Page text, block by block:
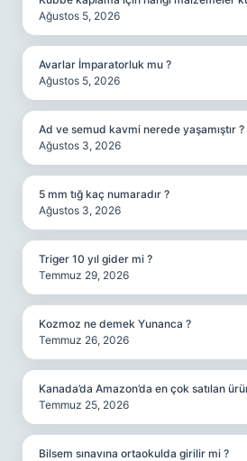
Ağustos 5, 2026
Avarlar İmparatorluk mu ?
Ağustos 5, 2026
Ad ve semud kavmi nerede yaşamıştır ?
Ağustos 3, 2026
5 mm tığ kaç numaradır ?
Ağustos 3, 2026
Triger 10 yıl gider mi ?
Temmuz 29, 2026
Kozmoz ne demek Yunanca ?
Temmuz 26, 2026
Kanada’da Amazon’da en çok satılan
Temmuz 25, 2026
Bilsem sınavına ortaokulda girilir mi ?